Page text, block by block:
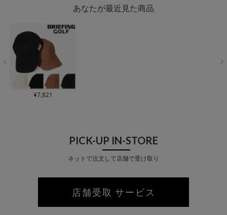
ツ
あなたが最近見た商品
¥7,821
PICK-UP IN-STORE
ネットで注文して店舗で受け取り
店舗受取 サービス